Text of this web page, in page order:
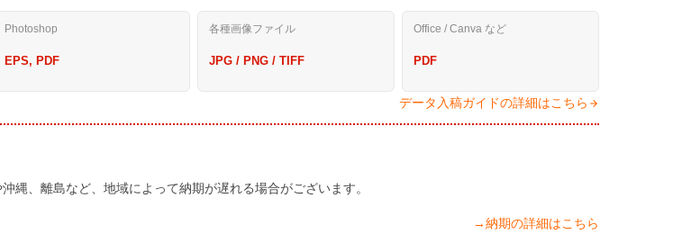
Photoshop
EPS, PDF
各種画像ファイル
JPG / PNG / TIFF
Office / Canva など
PDF
データ入稿ガイドの詳細はこちら
縄、離島など、地域によって納期が遅れる場合がございます。
→納期の詳細はこちら